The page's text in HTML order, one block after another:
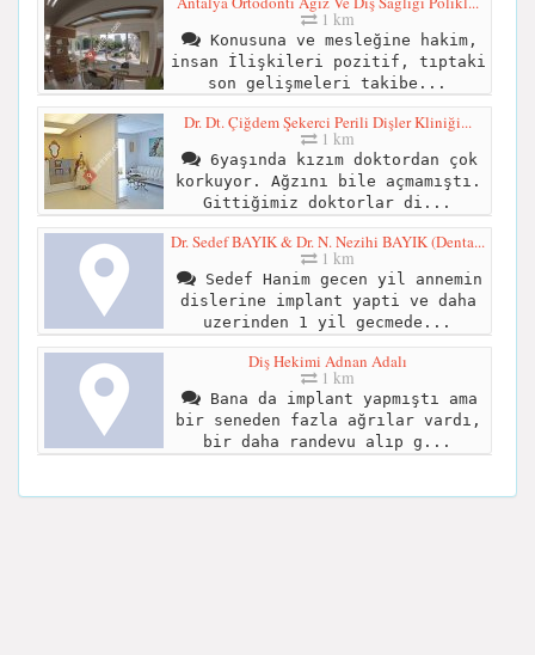
1 km
Konusuna ve mesleğine hakim,
insan İlişkileri pozitif, tıptaki
son gelişmeleri takibe...
Dr. Dt. Çiğdem Şekerci Perili Dişler Kliniği...
1 km
6yaşında kızım doktordan çok
korkuyor. Ağzını bile açmamıştı.
Gittiğimiz doktorlar di...
Dr. Sedef BAYIK & Dr. N. Nezihi BAYIK (Denta...
1 km
Sedef Hanim gecen yil annemin
dislerine implant yapti ve daha
uzerinden 1 yil gecmede...
Diş Hekimi Adnan Adalı
1 km
Bana da implant yapmıştı ama
bir seneden fazla ağrılar vardı,
bir daha randevu alıp g...